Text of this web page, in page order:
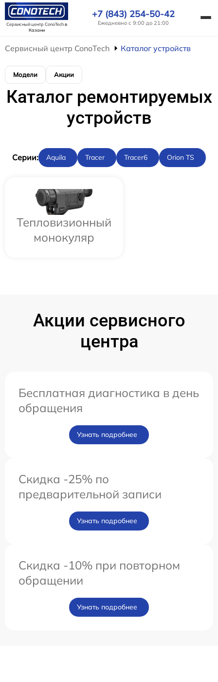
Сервисный центр ConoTechв
Казани
+7 (843) 254-50-42
Ежедневно с 9:00 до 21:00
Сервисный центр ConoTech Каталог устройств
Модели Акции
Каталог ремонтируемых
устройств
Cерии: Aquila Tracer Tracer6 Orion TS
Тепловизионный
монокуляр
Акции сервисного
центра
Бесплатная диагностика в день
обращения
Узнать подробнее
Скидка -25% по
предварительной записи
Узнать подробнее
Скидка -10% при повторном
обращении
Узнать подробнее